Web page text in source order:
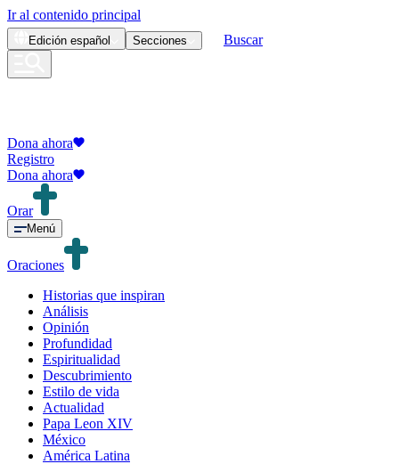
Ir al contenido principal
Edición español Secciones Buscar
Dona ahora
Registro
Dona ahora
Orar
Menú
Oraciones
Historias que inspiran
Análisis
Opinión
Profundidad
Espiritualidad
Descubrimiento
Estilo de vida
Actualidad
Papa Leon XIV
México
América Latina